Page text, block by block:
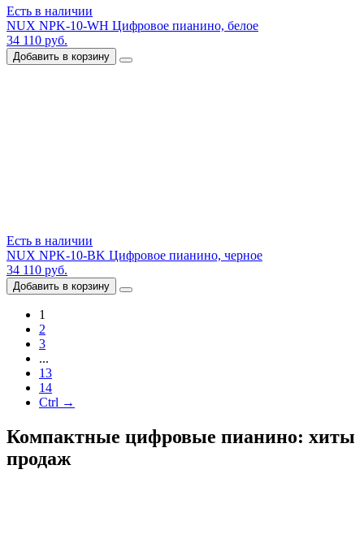
Есть в наличии
NUX NPK-10-WH Цифровое пианино, белое
34 110 руб.
Добавить в корзину
Есть в наличии
NUX NPK-10-BK Цифровое пианино, черное
34 110 руб.
Добавить в корзину
1
2
3
...
13
14
Ctrl →
Компактные цифровые пианино: хиты
продаж